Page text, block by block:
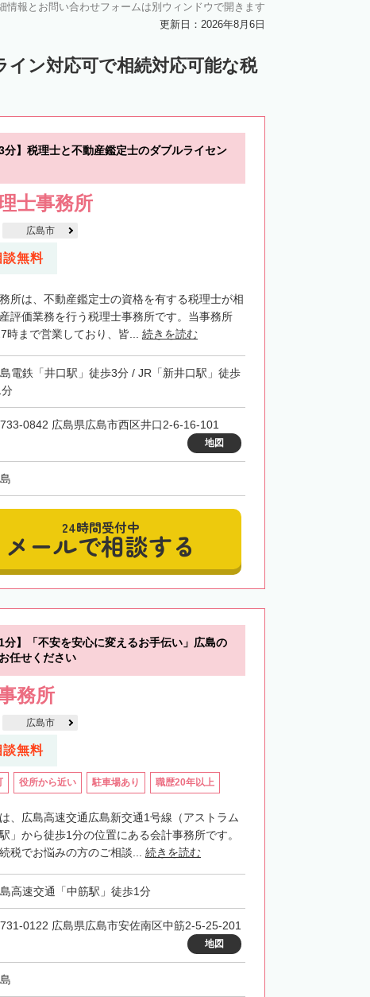
情報とお問い合わせフォームは別ウィンドウで開きます
更新日：2026年8月6日
イン対応可で相続対応可能な税
分】税理士と不動産鑑定士のダブルライセン
士事務所
広島市
談無料
所は、不動産鑑定士の資格を有する税理士が相
評価業務を行う税理士事務所です。当事務所
時まで営業しており、皆... 続きを読む
電鉄「井口駅」徒歩3分 / JR「新井口駅」徒歩
0842 広島県広島市西区井口2-6-16-101
地図
24時間受付中
メールで相談する
分】「不安を安心に変えるお手伝い」広島の
任せください
務所
広島市
談無料
役所から近い 駐車場あり 職歴20年以上
、広島高速交通広島新交通1号線（アストラム
」から徒歩1分の位置にある会計事務所です。
税でお悩みの方のご相談... 続きを読む
高速交通「中筋駅」徒歩1分
0122 広島県広島市安佐南区中筋2-5-25-201
地図